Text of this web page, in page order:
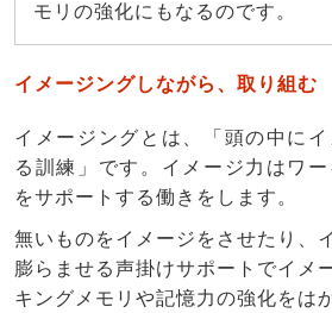
モリの強化にもなるのです。
イメージングしながら、取り組む
イメージングとは、「頭の中に
る訓練」です。イメージ力はワ
をサポートする働きをします。
無いものをイメージをさせたり、
膨らませる声掛けサポートでイメ
キングメモリや記憶力の強化をは